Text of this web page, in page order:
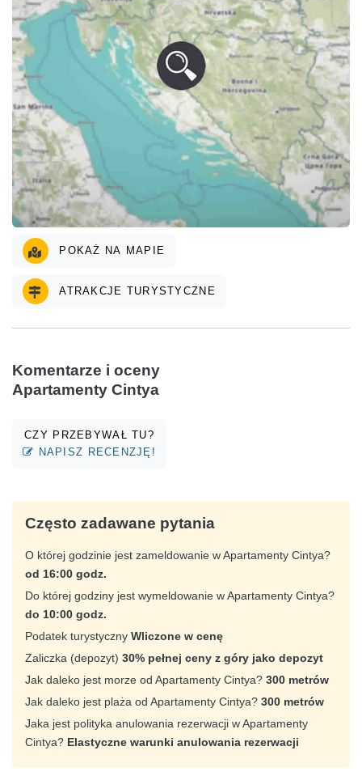
POKAŻ NA MAPIE
ATRAKCJE TURYSTYCZNE
Komentarze i oceny
Apartamenty Cintya
CZY PRZEBYWAŁ TU?
NAPISZ RECENZJĘ!
Często zadawane pytania
O której godzinie jest zameldowanie w Apartamenty Cintya?
od 16:00 godz.
Do której godziny jest wymeldowanie w Apartamenty Cintya?
do 10:00 godz.
Podatek turystyczny Wliczone w cenę
Zaliczka (depozyt) 30% pełnej ceny z góry jako depozyt
Jak daleko jest morze od Apartamenty Cintya? 300 metrów
Jak daleko jest plaża od Apartamenty Cintya? 300 metrów
Jaka jest polityka anulowania rezerwacji w Apartamenty
Cintya? Elastyczne warunki anulowania rezerwacji